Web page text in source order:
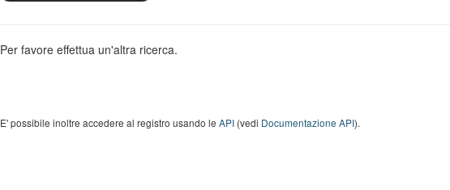
Per favore effettua un'altra ricerca.
E' possibile inoltre accedere al registro usando le API(vedi Documentazione API).